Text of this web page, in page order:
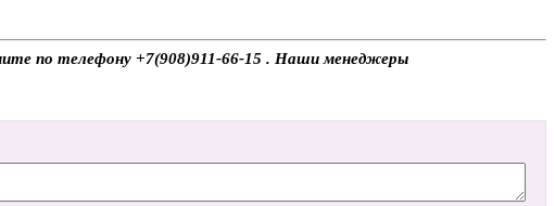
по телефону +7(908)911-66-15 . Наши менеджеры